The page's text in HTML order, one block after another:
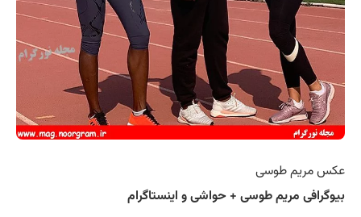
عکس مریم طوسی
بیوگرافی مریم طوسی + حواشی و اینستاگرام